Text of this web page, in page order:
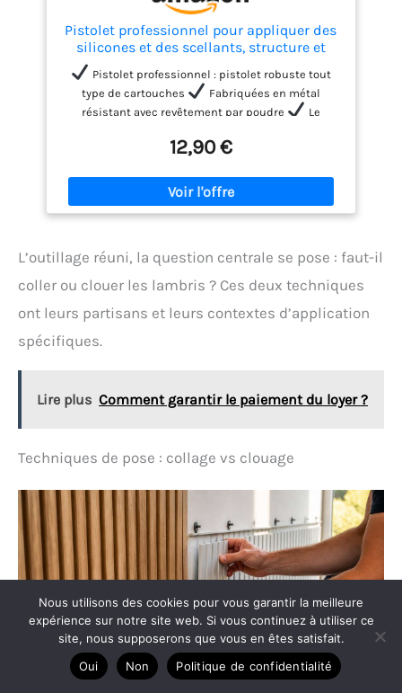
Pistolet professionnel pour appliquer des
silicones et des scellants, structure et
mécanique en métal. Prend en charge des
pressions jusqu'à 164 kg
Pistolet professionnel : pistolet robuste tout
type de cartouches
Fabriquées en métal
résistant avec revêtement par poudre
Le
vous appuyez sur la gâchette ; le mécanisme anti-
du mastic
Idéal pour appliquer le mastic sur
les fenêtres, portes, éviers, baignoires, sols et très
lattes, ce pistolet vous aidera de manière rapide et
amateurs de bricolage.
Extrusion contrôlée et
précise, dans les 5-7 mm de course.
12,90 €
L’outillage réuni, la question centrale se pose : faut-il
coller ou clouer les lambris ? Ces deux techniques
ont leurs partisans et leurs contextes d’application
spécifiques.
Lire plus Comment garantir le paiement du loyer ?
Techniques de pose : collage vs clouage
Nous utilisons des cookies pour vous garantir la meilleure
expérience sur notre site web. Si vous continuez à utiliser ce
site, nous supposerons que vous en êtes satisfait.
Oui
Non Politique de confidentialité